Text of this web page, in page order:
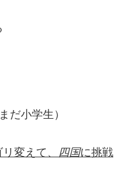
まだ小学生）
変えて、 四国に挑戦